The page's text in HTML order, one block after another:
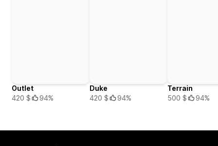
Outlet
420 $
94%
Duke
420 $
94%
Terrain
500 $
94%